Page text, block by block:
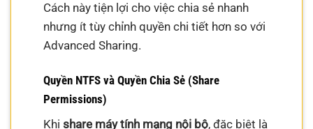
Cách này tiện lợi cho việc chia sẻ nhanh
nhưng ít tùy chỉnh quyền chi tiết hơn so với
Advanced Sharing.
Quyền NTFS và Quyền Chia Sẻ (Share
Permissions)
Khishare máy tính mạng nội bộ, đặc biệt là